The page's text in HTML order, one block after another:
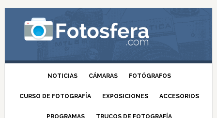
NOTICIAS CÁMARAS FOTÓGRAFOS
CURSO DE FOTOGRAFÍA EXPOSICIONES ACCESORIOS
PROGRAMAS TRUCOS DE FOTOGRAFÍA